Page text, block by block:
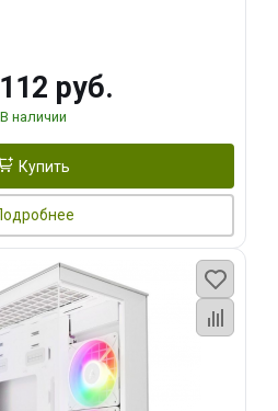
руб.
В наличии
Купить